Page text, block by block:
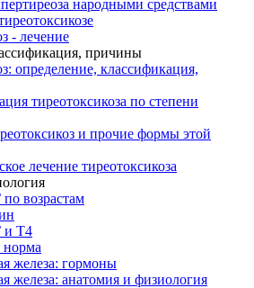
народными средствами
- лечение
причины
определение, классификация,
тиреотоксикоза по степени
и прочие формы этой
лечение тиреотоксикоза
возрастам
и Т4
железа: гормоны
железа: анатомия и физиология